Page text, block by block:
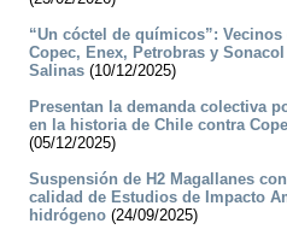
“Un cóctel de químicos”:
Copec, Enex, Petrobras y
Salinas (10/12/2025)
Presentan la demanda colectiva
en la historia de Chile contra
(05/12/2025)
Suspensión de H2 Magallanes
calidad de Estudios de Impacto
hidrógeno (24/09/2025)